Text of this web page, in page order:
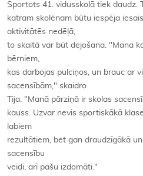
Sportots 41. vidusskolā tiek daudz.
katram skolēnam būtu iespēja
aktivitātēs nedēļā,
to skaitā var būt dejošana. "Mana
bērniem,
kas darbojas pulciņos, un brauc ar
sacensībām," skaidro
Tija. "Manā pārziņā ir skolas
kauss. Uzvar nevis sportiskākā
labiem
rezultātiem, bet gan draudzīgākā
sacensību
veidi, arī pašu izdomāti."